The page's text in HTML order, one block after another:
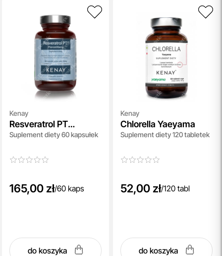
Kenay
Resveratrol PT
Pterostilbeny
Suplement diety 60 kapsułek
165,00 zł/60 kaps
do koszyka
Kenay
Chlorella Yaeyama
Suplement diety 120 tabletek
52,00 zł/120 tabl
do koszyka